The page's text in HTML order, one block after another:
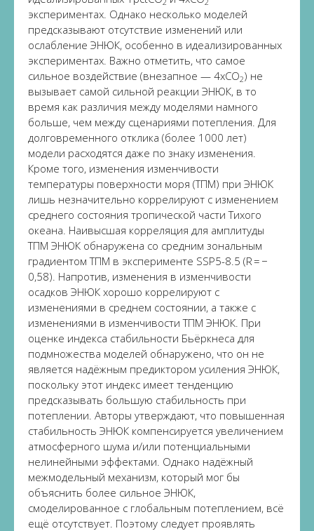
экспериментах. Однако несколько моделей
предсказывают отсутствие изменений или
ослабление ЭНЮК, особенно в идеализированных
экспериментах. Важно отметить, что самое
сильное воздействие (внезапное — 4xCO2) не
вызывает самой сильной реакции ЭНЮК, в то
время как различия между моделями намного
больше, чем между сценариями потепления. Для
долговременного отклика (более 1000 лет)
модели расходятся даже по знаку изменения.
Кроме того, изменения изменчивости
температуры поверхности моря (ТПМ) при ЭНЮК
лишь незначительно коррелируют с изменением
среднего состояния тропической части Тихого
океана. Наивысшая корреляция для амплитуды
ТПМ ЭНЮК обнаружена со средним зональным
градиентом ТПМ в эксперименте SSP5-8.5 (R = −
0,58). Напротив, изменения в изменчивости
осадков ЭНЮК хорошо коррелируют с
изменениями в среднем состоянии, а также с
изменениями в изменчивости ТПМ ЭНЮК. При
оценке индекса стабильности Бьёркнеса для
подмножества моделей обнаружено, что он не
является надёжным предиктором усиления ЭНЮК,
поскольку этот индекс имеет тенденцию
предсказывать большую стабильность при
потеплении. Авторы утверждают, что повышенная
стабильность ЭНЮК компенсируется увеличением
атмосферного шума и/или потенциальными
нелинейными эффектами. Однако надёжный
межмодельный механизм, который мог бы
объяснить более сильное ЭНЮК,
смоделированное с глобальным потеплением, всё
ещё отсутствует. Поэтому следует проявлять